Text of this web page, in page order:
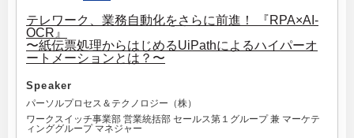
テレワーク、業務自動化をさらに前進！ 『RPA×AI-
OCR』
〜紙伝票処理からはじめるUiPathによるハイパーオ
ートメーションとは？〜
Speaker
パーソルプロセス＆テクノロジー（株）
ワークスイッチ事業部 営業統括部 セールス第１グループ 兼 マーケテ
ィンググループ マネジャー